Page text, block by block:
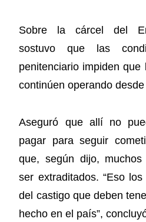
Sobre la cárcel del
sostuvo que las
penitenciario impiden
continúen operando
Aseguró que allí no
pagar para seguir
que, según dijo, muchos
ser extraditados. “Eso
del castigo que deben
hecho en el país”,